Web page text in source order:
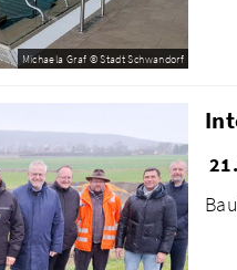
Michaela Graf © Stadt Schwandorf